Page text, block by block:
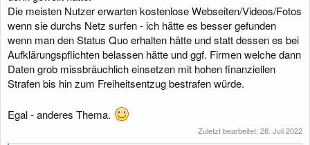
Die meisten Nutzer erwarten kostenlose Webseiten/Videos/Fotos
wenn sie durchs Netz surfen - ich hätte es besser gefunden
wenn man den Status Quo erhalten hätte und statt dessen es bei
Aufklärungspflichten belassen hätte und ggf. Firmen welche dann
Daten grob missbräuchlich einsetzen mit hohen finanziellen
Strafen bis hin zum Freiheitsentzug bestrafen würde.
Egal - anderes Thema.
Zuletzt bearbeitet: 28. Juli 2022